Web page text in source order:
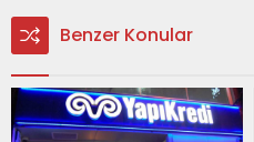
Benzer Konular